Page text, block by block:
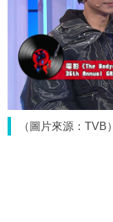
（圖片來源：TVB）